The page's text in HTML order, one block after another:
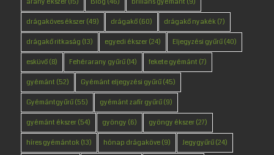
drágaköves ékszer(49) drágakő(60) drágakő nyakék(7)
drágakő ritkaság (13) egyedi ékszer(24) Eljegyzési gyűrű(40)
esküvő(8) Fehérarany gyűrű(14) fekete gyémánt (7)
gyémánt (52) Gyémánt eljegyzési gyűrű(45)
Gyémántgyűrű(55) gyémánt zafír gyűrű(9)
gyémánt ékszer(54) gyöngy (6) gyöngy ékszer(27)
híres gyémántok(13) hónap drágaköve(9) Jegygyűrű(24)